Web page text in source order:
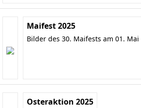
Maifest 2025
Bilder des 30. Maifests am 01. Mai
Osteraktion 2025